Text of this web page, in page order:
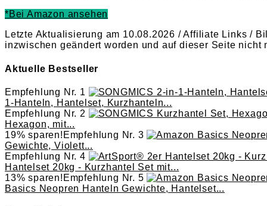
*Bei Amazon ansehen
Letzte Aktualisierung am 10.08.2026 / Affiliate Links /
inzwischen geändert worden und auf dieser Seite nicht
Aktuelle Bestseller
Empfehlung Nr. 1
1-Hanteln, Hantelset, Kurzhanteln...
Empfehlung Nr. 2
Hexagon, mit...
19% sparen! Empfehlung Nr. 3
Gewichte, Violett...
Empfehlung Nr. 4
Hantelset 20kg - Kurzhantel Set mit...
13% sparen! Empfehlung Nr. 5
Basics Neopren Hanteln Gewichte, Hantelset...